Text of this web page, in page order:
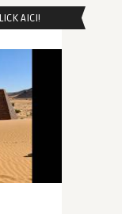
AICI!